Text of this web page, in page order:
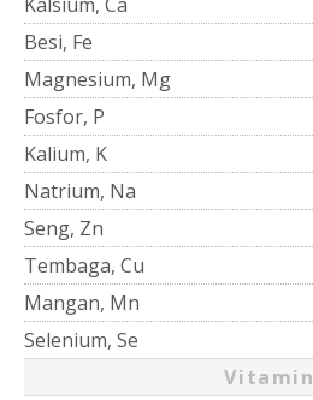
Besi, Fe
Magnesium, Mg
Fosfor, P
Kalium, K
Natrium, Na
Seng, Zn
Tembaga, Cu
Mangan, Mn
Selenium, Se
Vitamin